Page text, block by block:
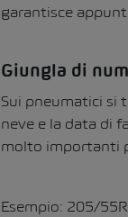
garantisce
Giungla di
Sui pneumatici si
neve e la data di
molto importanti
Esempio: 205/